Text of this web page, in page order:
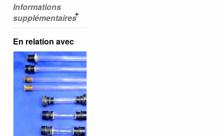
Informations
supplémentaires
En relation avec